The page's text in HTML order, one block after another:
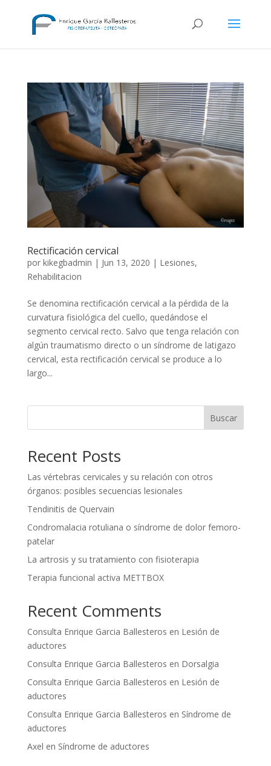
Rectificación cervical
por kikegbadmin | Jun 13, 2020 | Lesiones,
Rehabilitacion
Se denomina rectificación cervical a la pérdida de la
curvatura fisiológica del cuello, quedándose el
segmento cervical recto. Salvo que tenga relación con
algún traumatismo directo o un síndrome de latigazo
cervical, esta rectificación cervical se produce a lo
largo...
Buscar
Recent Posts
Las vértebras cervicales y su relación con otros
órganos: posibles secuencias lesionales
Tendinitis de Quervain
Condromalacia rotuliana o síndrome de dolor femoro-
patelar
La artrosis y su tratamiento con fisioterapia
Terapia funcional activa METTBOX
Recent Comments
Consulta Enrique Garcia Ballesteros en Lesión de
aductores
Consulta Enrique Garcia Ballesteros en Dorsalgia
Consulta Enrique Garcia Ballesteros en Lesión de
aductores
Consulta Enrique Garcia Ballesteros en Síndrome de
aductores
Axel en Síndrome de aductores